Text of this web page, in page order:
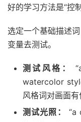
好的学习方法是“控
选定一个基础描述
变量去测试。
测试风格：
watercolor
风格词对画面有
测试光照：
“a